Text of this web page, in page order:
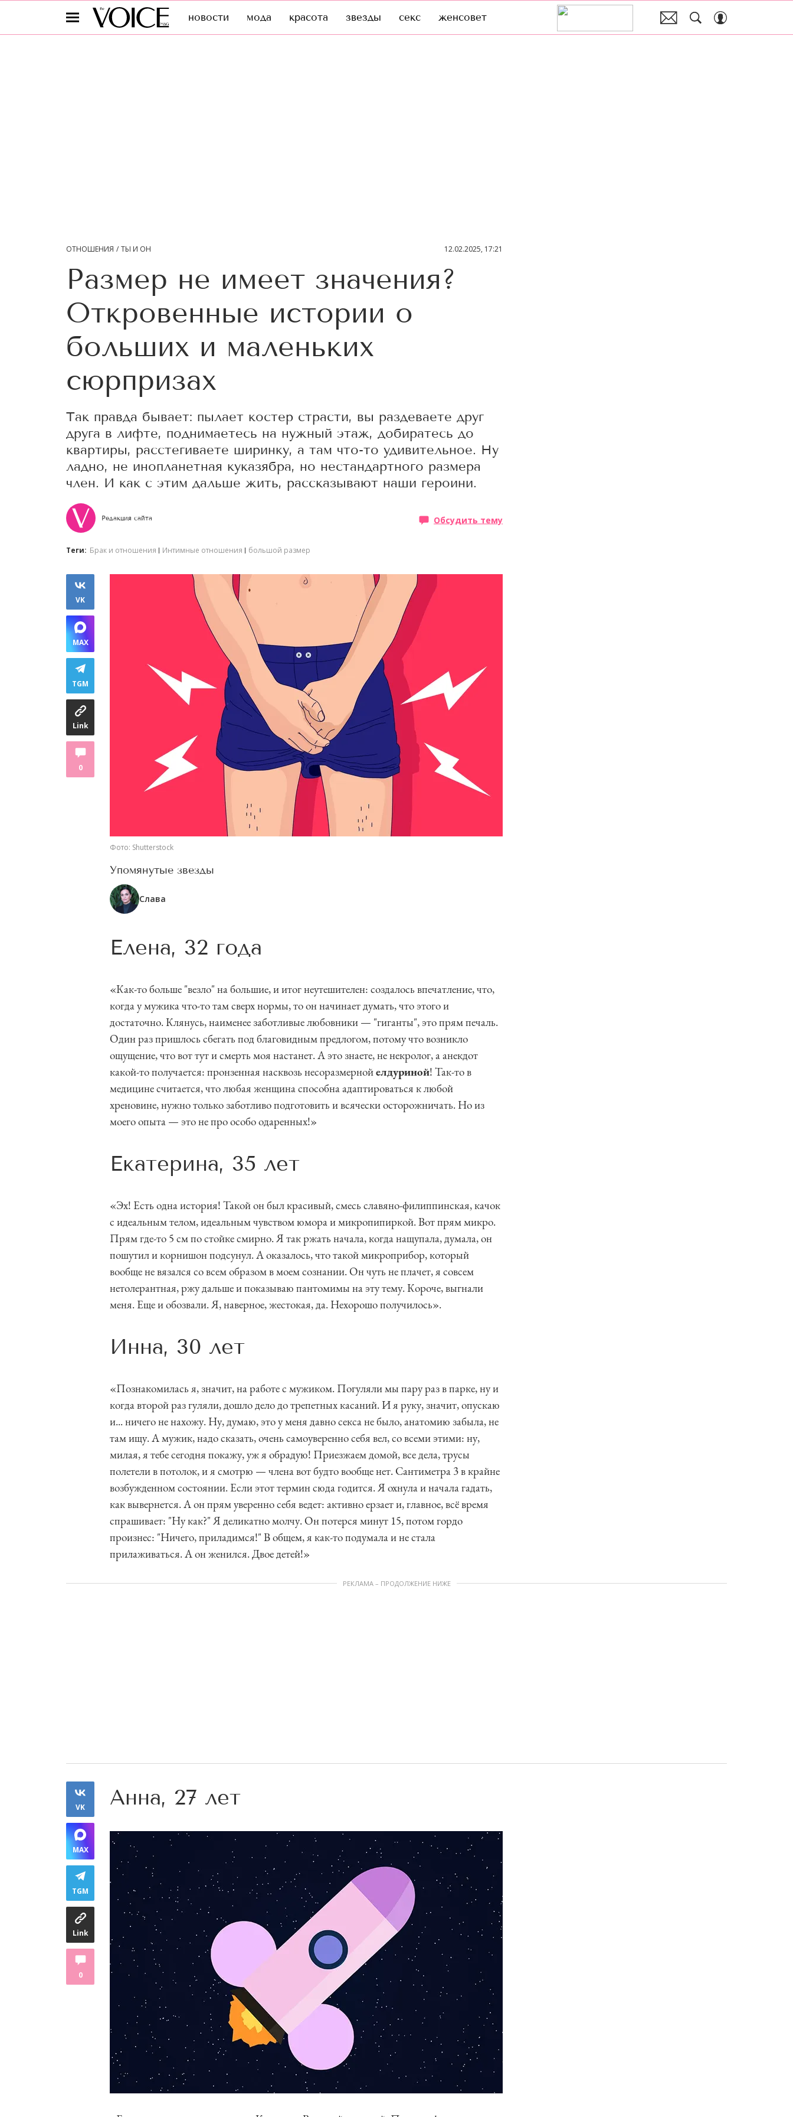
новости мода красота звезды секс женсовет
ОТНОШЕНИЯ ТЫ И ОН 12.02.2025, 17:21
Размер не имеет значения?
Откровенные истории о
больших и маленьких
сюрпризах
Так правда бывает: пылает костер страсти, вы раздеваете друг
друга в лифте, поднимаетесь на нужный этаж, добиратесь до
квартиры, расстегиваете ширинку, а там что-то удивительное. Ну
ладно, не инопланетная куказябра, но нестандартного размера
член. И как с этим дальше жить, рассказывают наши героини.
Редакция сайта Обсудить тему
Теги: Брак и отношения Интимные отношения большой размер
VK
MAX
TGM
Link
0
Фото: Shutterstock
Упомянутые звезды
Слава
Елена, 32 года
«Как-то больше "везло" на большие, и итог неутешителен: создалось впечатление, что,
когда у мужика что-то там сверх нормы, то он начинает думать, что этого и
достаточно. Клянусь, наименее заботливые любовники — "гиганты", это прям печаль.
Один раз пришлось сбегать под благовидным предлогом, потому что возникло
ощущение, что вот тут и смерть моя настанет. А это знаете, не некролог, а анекдот
какой-то получается: пронзенная насквозь несоразмернойелдуриной! Так-то в
медицине считается, что любая женщина способна адаптироваться к любой
хреновине, нужно только заботливо подготовить и всячески осторожничать. Но из
моего опыта — это не про особо одаренных!»
Екатерина, 35 лет
«Эх! Есть одна история! Такой он был красивый, смесь славяно-филиппинская, качок
с идеальным телом, идеальным чувством юмора и микропипиркой. Вот прям микро.
Прям где-то 5 см по стойке смирно. Я так ржать начала, когда нащупала, думала, он
пошутил и корнишон подсунул. А оказалось, что такой микроприбор, который
вообще не вязался со всем образом в моем сознании. Он чуть не плачет, я совсем
нетолерантная, ржу дальше и показываю пантомимы на эту тему. Короче, выгнали
меня. Еще и обозвали. Я, наверное, жестокая, да. Нехорошо получилось».
Инна, 30 лет
«Познакомилась я, значит, на работе с мужиком. Погуляли мы пару раз в парке, ну и
когда второй раз гуляли, дошло дело до трепетных касаний. И я руку, значит, опускаю
и... ничего не нахожу. Ну, думаю, это у меня давно секса не было, анатомию забыла, не
там ищу. А мужик, надо сказать, очень самоуверенно себя вел, со всеми этими: ну,
милая, я тебе сегодня покажу, уж я обрадую! Приезжаем домой, все дела, трусы
полетели в потолок, и я смотрю — члена вот будто вообще нет. Сантиметра 3 в крайне
возбужденном состоянии. Если этот термин сюда годится. Я охнула и начала гадать,
как вывернется. А он прям уверенно себя ведет: активно ерзает и, главное, всё время
спрашивает: "Ну как?" Я деликатно молчу. Он потерся минут 15, потом гордо
произнес: "Ничего, приладимся!" В общем, я как-то подумала и не стала
прилаживаться. А он женился. Двое детей!»
РЕКЛАМА – ПРОДОЛЖЕНИЕ НИЖЕ
VK
MAX
TGM
Link
0
Анна, 27 лет